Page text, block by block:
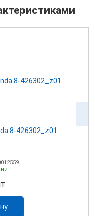
8-426302_z01